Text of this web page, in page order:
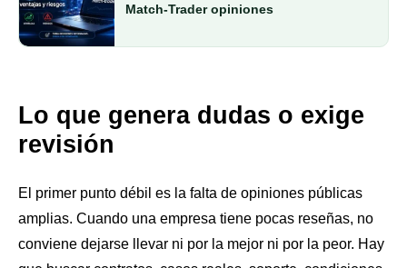
Match-Trader opiniones
Lo que genera dudas o exige
revisión
El primer punto débil es la falta de opiniones públicas
amplias. Cuando una empresa tiene pocas reseñas, no
conviene dejarse llevar ni por la mejor ni por la peor. Hay